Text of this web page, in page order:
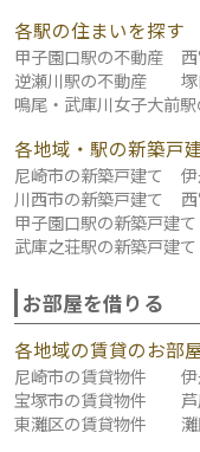
各駅の住まいを探す
甲子園口駅の不動産
逆瀬川駅の不動産
鳴尾・武庫川女子大前
各地域・駅の新築戸
尼崎市の新築戸建て
川西市の新築戸建て
甲子園口駅の新築戸建て
武庫之荘駅の新築戸建て
お部屋を借りる
各地域の賃貸のお部
尼崎市の賃貸物件
宝塚市の賃貸物件
東灘区の賃貸物件